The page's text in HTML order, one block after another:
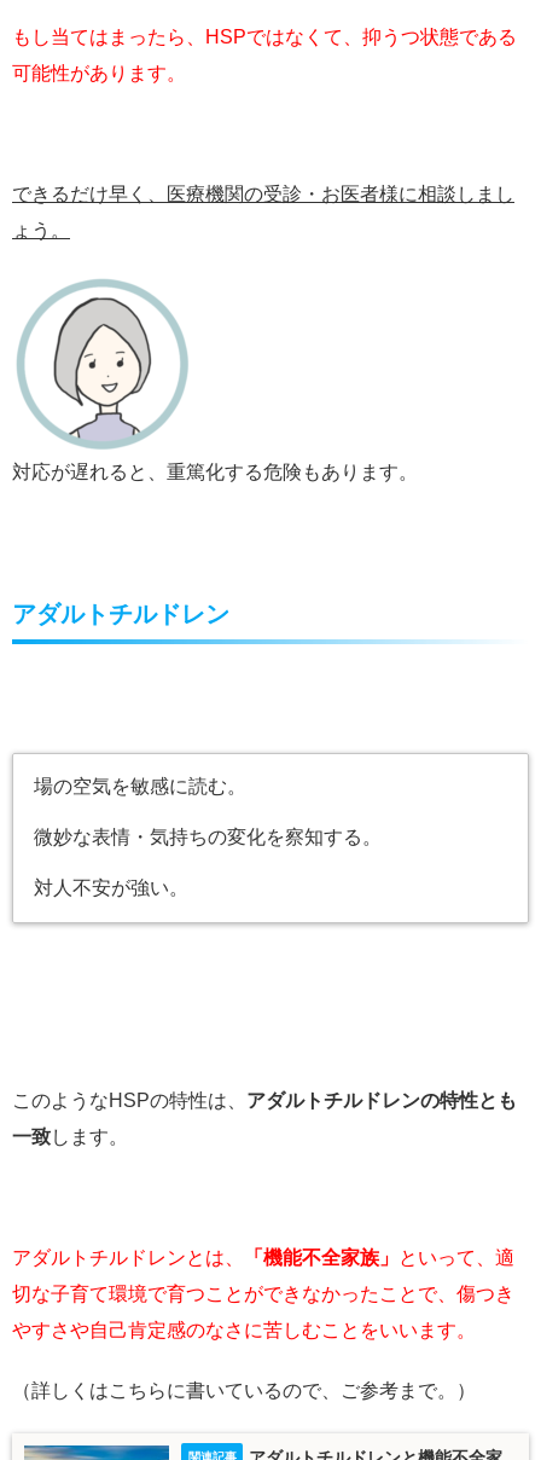
もし当てはまったら、HSPではなくて、抑うつ状態である
可能性があります。
できるだけ早く、医療機関の受診・お医者様に相談しまし
ょう。
対応が遅れると、重篤化する危険もあります。
アダルトチルドレン
場の空気を敏感に読む。
微妙な表情・気持ちの変化を察知する。
対人不安が強い。
このようなHSPの特性は、 アダルトチルドレンの特性とも
一致します。
アダルトチルドレンとは、 「機能不全家族」 といって、適
切な子育て環境で育つことができなかったことで、傷つき
やすさや自己肯定感のなさに苦しむことをいいます。
（詳しくはこちらに書いているので、ご参考まで。）